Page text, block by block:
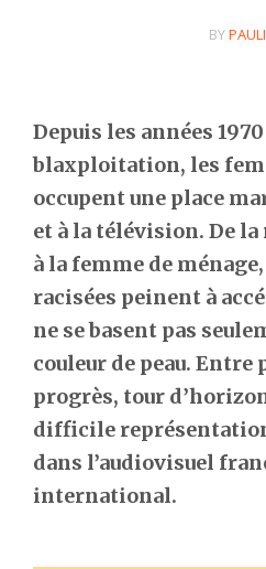
BY
Depuis les années
blaxploitation, les
occupent une place
et à la télévision. De la
à la femme de
racisées peinent à
ne se basent pas
couleur de peau. Entre
progrès, tour
difficile
dans l’audiovisuel
international.